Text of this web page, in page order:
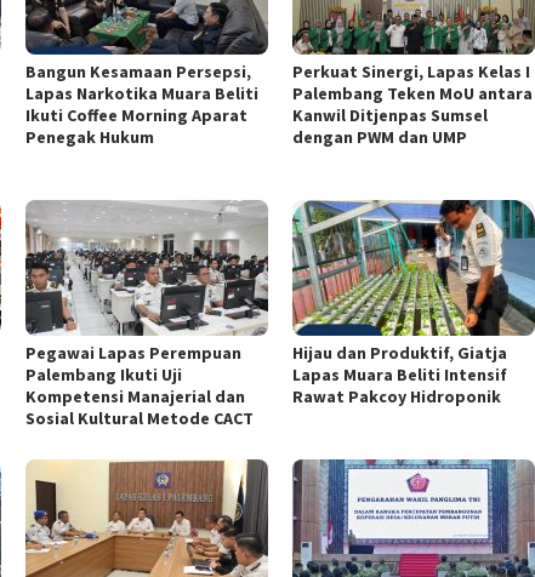
Bangun Kesamaan Persepsi,
Lapas Narkotika Muara Beliti
Ikuti Coffee Morning Aparat
Penegak Hukum
Perkuat Sinergi, Lapas Kelas I
Palembang Teken MoU antara
Kanwil Ditjenpas Sumsel
dengan PWM dan UMP
Pegawai Lapas Perempuan
Palembang Ikuti Uji
Kompetensi Manajerial dan
Sosial Kultural Metode CACT
Hijau dan Produktif, Giatja
Lapas Muara Beliti Intensif
Rawat Pakcoy Hidroponik